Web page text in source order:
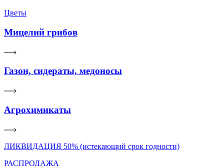
Цветы
Мицелий грибов
Газон, сидераты, медоносы
Агрохимикаты
ЛИКВИДАЦИЯ 50% (истекающий срок годности)
РАСПРОДАЖА